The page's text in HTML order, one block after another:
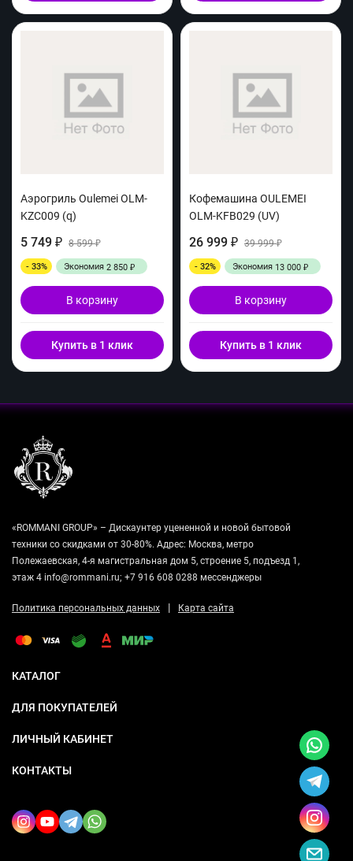
Аэрогриль Oulemei OLM-
KZC009 (q)
5 749 ₽ 8 599₽
- 33% Экономия 2 850 ₽
В корзину
Купить в 1 клик
Кофемашина OULEMEI
OLM-KFB029 (UV)
26 999 ₽ 39 999₽
- 32% Экономия 13 000 ₽
В корзину
Купить в 1 клик
«ROMMANI GROUP» – Дискаунтер уцененной и новой бытовой
техники со скидками от 30-80%. Адрес: Москва, метро
Полежаевская, 4-я магистральная дом 5, строение 5, подъезд 1,
этаж 4 info@rommani.ru; +7 916 608 0288 мессенджеры
Политика персональных данных | Карта сайта
КАТАЛОГ
ДЛЯ ПОКУПАТЕЛЕЙ
ЛИЧНЫЙ КАБИНЕТ
КОНТАКТЫ